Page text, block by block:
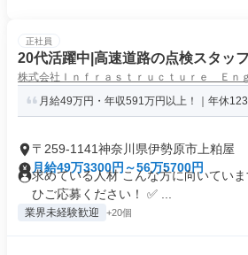
正社員
20代活躍中|高速道路の点検スタッフ
株式会社Ｉｎｆｒａｓｔｒｕｃｔｕｒｅ Ｅｎ
月給49万円・年収591万円以上！｜年休
〒259-1141神奈川県伊勢原市上粕屋
月給49万3300円～56万5700円
求めている人材 こんな方に向いてい
ひご応募ください！ ✅ ...
業界未経験歓迎 +20個